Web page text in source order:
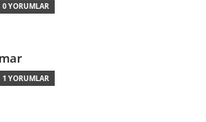
0 YORUMLAR
1 YORUMLAR